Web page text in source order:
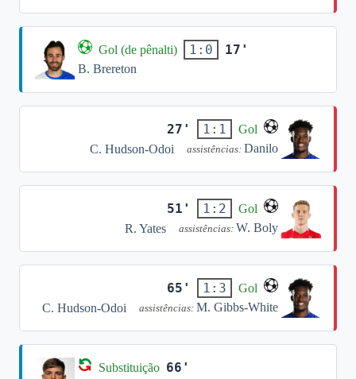
Gol (de pênalti) 1:0 17'
B. Brereton
27' 1:1
Gol
C. Hudson-Odoi
assistências: Danilo
51' 1:2
Gol
R. Yates
assistências: W. Boly
65' 1:3
Gol
C. Hudson-Odoi
assistências: M. Gibbs-White
Substituição 66'